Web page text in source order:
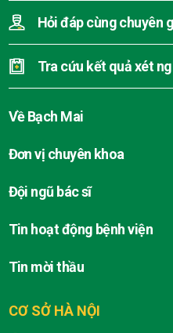
CƠ SỞ HÀ NỘI
Hỏi đáp cùng chuyên
Tra cứu kết quả xét
Về Bạch Mai
Đơn vị chuyên khoa
Đội ngũ bác sĩ
Tin hoạt động bệnh viện
Tin mời thầu